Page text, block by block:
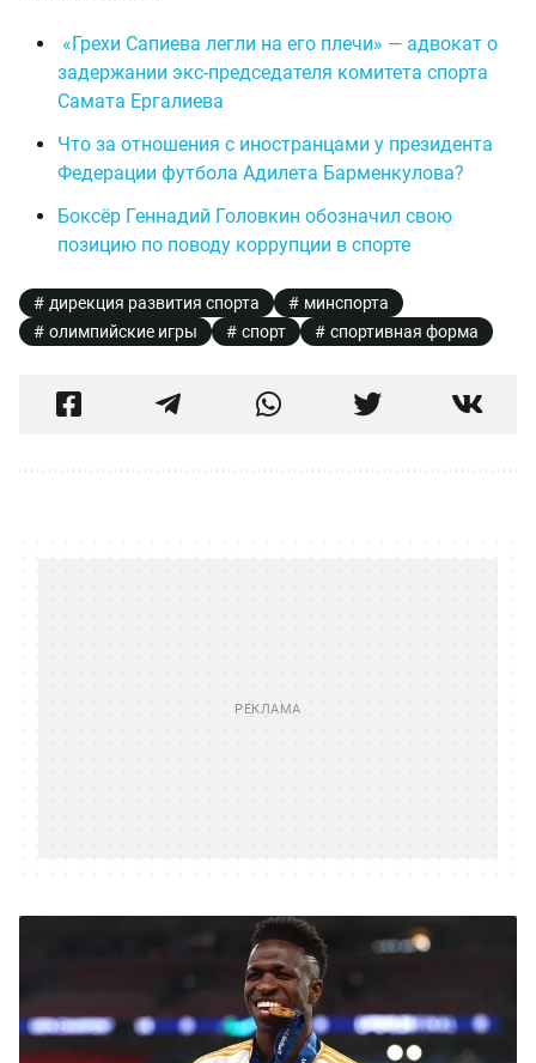
«Грехи Сапиева легли на его плечи» — адвокат о
задержании экс-председателя комитета спорта
Самата Ергалиева
Что за отношения с иностранцами у президента
Федерации футбола Адилета Барменкулова?
Боксёр Геннадий Головкин обозначил свою
позицию по поводу коррупции в спорте
дирекция развития спорта
минспорта
олимпийские игры
спорт спортивная форма